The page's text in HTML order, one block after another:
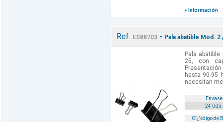
+ Información
Ref. ES88703- Pala abatible Mod.
Pala
25, con
hasta 90-95
necesitan
Envase
24 Uds.
Cï¿½digo de